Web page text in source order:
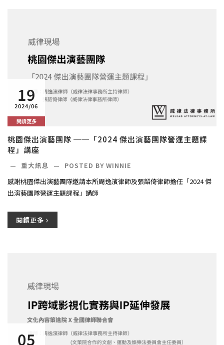
19
2024/06
閱讀更多
桃園傑出演藝團隊 ──「2024 傑出演藝團隊營運主題課
程」講座
— 重大訊息 —
POSTED BY WINNIE
感謝桃園傑出演藝團隊邀請本所周逸濱律師及張韶倚律師擔任「2024 傑
出演藝團隊營運主題課程」講師
閱讀更多
05